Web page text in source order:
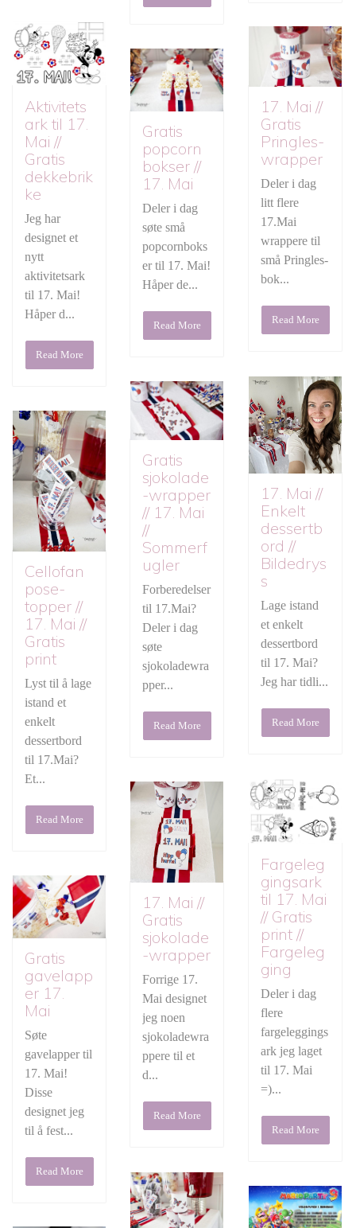
Aktivitets
ark til 17.
Mai //
Gratis
dekkebrik
ke
Jeg har
designet et
nytt
aktivitetsark
til 17. Mai!
Håper d...
Read More
17. Mai //
Gratis
Pringles-
wrapper
Deler i dag
litt flere
17.Mai
wrappere til
små Pringles-
bok...
Read More
Gratis
popcorn
bokser //
17. Mai
Deler i dag
søte små
popcornboks
er til 17. Mai!
Håper de...
Read More
17. Mai //
Enkelt
dessertb
ord //
Bildedrys
s
Lage istand
et enkelt
dessertbord
til 17. Mai?
Jeg har tidli...
Read More
Gratis
sjokolade
-wrapper
// 17. Mai
//
Sommerf
ugler
Forberedelser
til 17.Mai?
Deler i dag
søte
sjokoladewra
pper...
Read More
Cellofan
pose-
topper //
17. Mai //
Gratis
print
Lyst til å lage
istand et
enkelt
dessertbord
til 17.Mai?
Et...
Read More
Fargeleg
gingsark
til 17. Mai
// Gratis
print //
Fargeleg
ging
Deler i dag
flere
fargeleggings
ark jeg laget
til 17. Mai
=)...
Read More
17. Mai //
Gratis
sjokolade
-wrapper
Forrige 17.
Mai designet
jeg noen
sjokoladewra
ppere til et
d...
Read More
Gratis
gavelapp
er 17.
Mai
Søte
gavelapper til
17. Mai!
Disse
designet jeg
til å fest...
Read More